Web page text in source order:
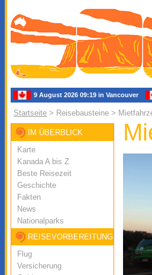
9 August 2026 09:19 in Vancouver
Startseite > Reisebausteine >
IM ÜBERBLICK
Karte
Kanada A bis Z
Beste Reisezeit
Geschichte
Fakten
News
Nationalparks
REISEVORBEREITUNG
Flug
Versicherung